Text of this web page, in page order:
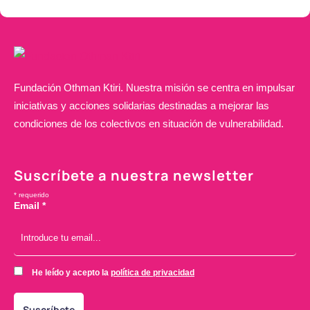
Fundación Othman Ktiri. Nuestra misión se centra en impulsar
iniciativas y acciones solidarias destinadas a mejorar las
condiciones de los colectivos en situación de vulnerabilidad.
Suscríbete a nuestra newsletter
* requerido
Email *
He leído y acepto la política de privacidad